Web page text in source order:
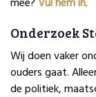
Onderzoek
Wij doen vaker
ouders gaat.
de politiek,